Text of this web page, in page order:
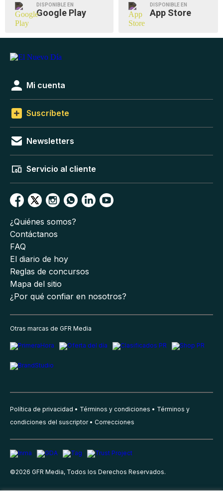
DISPONIBLE EN
Google Play
DISPONIBLE EN
App Store
Mi cuenta
Suscríbete
Newsletters
Servicio al cliente
¿Quiénes somos?
Contáctanos
FAQ
El diario de hoy
Reglas de concursos
Mapa del sitio
¿Por qué confiar en nosotros?
Otras marcas de GFR Media
Política de privacidad Términos y condiciones
Términos y
condiciones del suscriptor
Correcciones
©2026 GFR Media, Todos los Derechos Reservados.